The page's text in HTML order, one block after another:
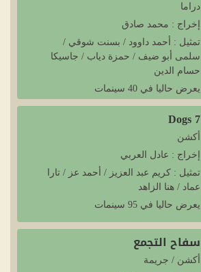
دراما
إخراج : محمد صادق
تمثيل : أحمد داوود / بسنت شوقي /
سلمى أبو ضيف / حمزة دياب / جاسيكا
حسام الدين
يعرض حاليا في 40 سينمات
7 Dogs
أكشن
إخراج : عادل العربي
تمثيل : كريم عبد العزيز / أحمد عز / تارا
عماد / هنا الزاهد
يعرض حاليا في 95 سينمات
سفاح التجمع
أكشن / جريمة